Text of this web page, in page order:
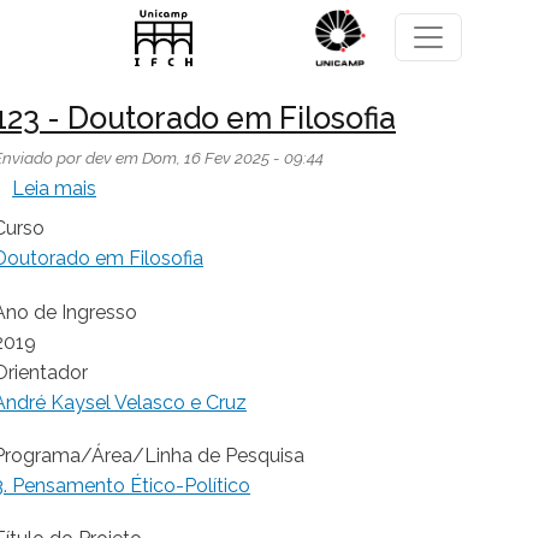
Pular para o conteúdo principal
- Doutorado em Filosofia
pordevemDom, 16 Fev 2025 - 09:44
Leia mais
em Filosofia
de Ingresso
Kaysel Velasco e Cruz
Área/Linha de Pesquisa
Pensamento Ético-Político